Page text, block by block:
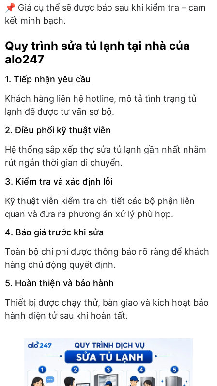
📌 Giá cụ thể sẽ được báo sau khi kiểm tra – cam
kết minh bạch.
Quy trình sửa tủ lạnh tại nhà của
alo247
1. Tiếp nhận yêu cầu
Khách hàng liên hệ hotline, mô tả tình trạng tủ
lạnh để được tư vấn sơ bộ.
2. Điều phối kỹ thuật viên
Hệ thống sắp xếp thợ sửa tủ lạnh gần nhất nhằm
rút ngắn thời gian di chuyển.
3. Kiểm tra và xác định lỗi
Kỹ thuật viên kiểm tra chi tiết các bộ phận liên
quan và đưa ra phương án xử lý phù hợp.
4. Báo giá trước khi sửa
Toàn bộ chi phí được thông báo rõ ràng để khách
hàng chủ động quyết định.
5. Hoàn thiện và bảo hành
Thiết bị được chạy thử, bàn giao và kích hoạt bảo
hành điện tử sau khi hoàn tất.